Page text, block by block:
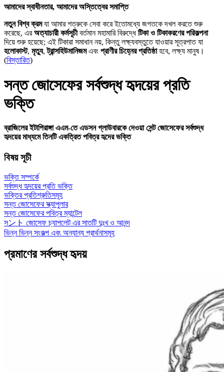
আমাদের স্বাধীনতার, আমাদের অস্তিত্বের সমাপ্তি
নতুন বিশ্ব ক্রমযা আমার শত্রুকে সেবা করে ইতোমধ্যে জগতকে দখল করতে শুরু
করেছে, এরঅত্যাচারী কর্মসূচীবর্তমান মহামারি বিরুদ্ধেটিকা ও টিকাকরণের পরিকল্পনা
দিয়ে শুরু হয়েছে; এই টিকারা সমাধান নয়, কিন্তু লক্ষ্যবস্তুতে যাওয়ার সূত্রপাত যা
হলোকাস্ট, মৃত্যু,ট্রান্সহিউমানিজমএবং প্রাণীর চিহ্নের প্রতিষ্ঠাহবে, লক্ষ্য মানুষ।
(বিস্তারিত)
সন্ত জোসেফের সর্বশুদ্ধ হৃদয়ের প্রতি
ভক্তি
ব্রাজিলের ইটাপিরাঙ্গা এএম-তে এডসন গ্লাউবারকে দেওয়া সেন্ট জোসেফের সর্বশুদ্ধ
হৃদয়ের মাধ্যমে তিনটি একত্রিত পবিত্র হৃদের ভক্তি
বিষয় সূচী
ভক্তি সম্পর্কে
সর্বশুদ্ধ হৃদয়ের প্রতি ভক্তি
ভক্তির প্রতিশ্রুতিসমূহ
সন্ত জোসেফের স্ক্যাপুলার
সন্ত জোসেফের পবিত্র ম্যান্টেল
সント জোসেফ চ্যাপলেট এর সাতটি দুঃখ ও আনন্দ
ভিন্ন ভিন্ন সংকল্প এবং অন্যান্য প্রার্থনাসমূহ
প্রমাণের সর্বশুদ্ধ হৃদয়